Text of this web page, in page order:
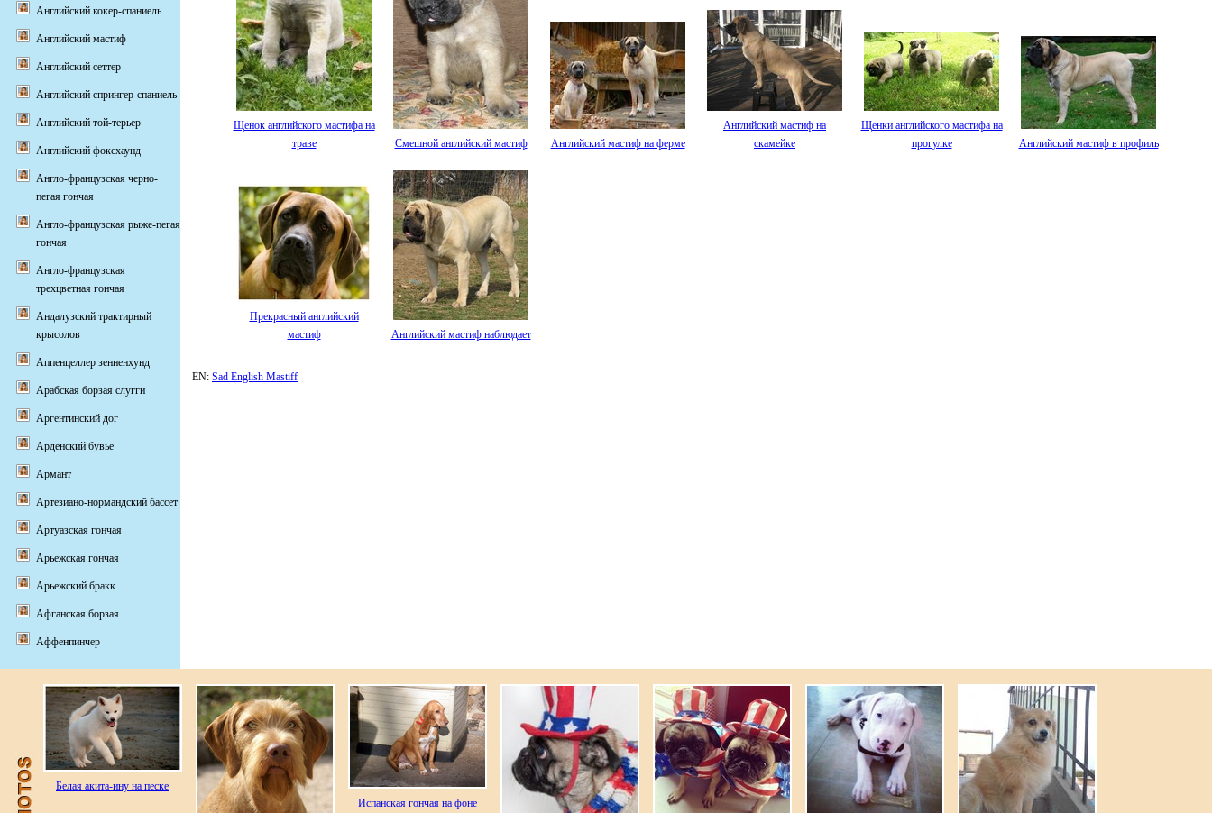
Щенок английского мастифа на
траве
Смешной английский мастиф Английский мастиф на ферме
Английский мастиф на
скамейке
Щенки английского мастифа на
прогулке
Английский мастиф в профиль
Прекрасный английский
мастиф
Английский мастиф наблюдает
EN: Sad English Mastiff
Английский кокер-спаниель
Английский мастиф
Английский сеттер
Английский спрингер-спаниель
Английский той-терьер
Английский фоксхаунд
Англо-французская черно-
пегая гончая
Англо-французская рыже-пегая
гончая
Англо-французская
трехцветная гончая
Андалузский трактирный
крысолов
Аппенцеллер зенненхунд
Арабская борзая слугги
Аргентинский дог
Арденский бувье
Армант
Артезиано-нормандский бассет
Артуазская гончая
Арьежская гончая
Арьежский бракк
Афганская борзая
Аффенпинчер
Белая акита-ину на песке
Испанская гончая на фоне